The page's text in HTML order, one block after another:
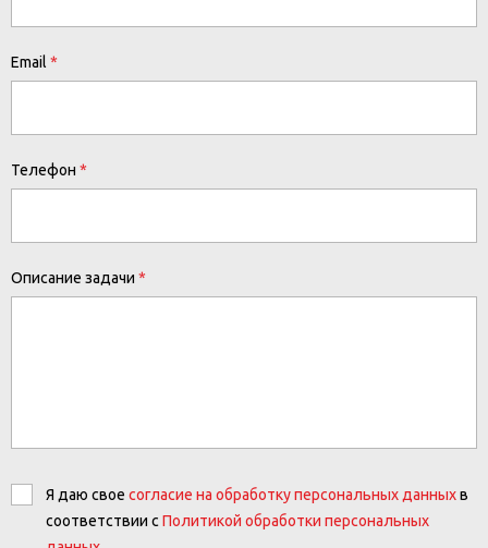
Email
Телефон
Описание задачи
Я даю своесогласие на обработку персональных данныхв
соответствии сПолитикой обработки персональных